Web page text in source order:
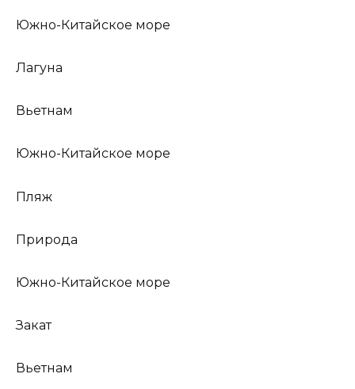
Южно-Китайское море
Лагуна
Вьетнам
Южно-Китайское море
Пляж
Природа
Южно-Китайское море
Закат
Вьетнам